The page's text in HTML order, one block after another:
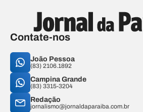
Contate-nos
João Pessoa
(83) 2106.1892
Campina Grande
(83) 3315-3204
Redação
jornalismo@jornaldaparaiba.com.br